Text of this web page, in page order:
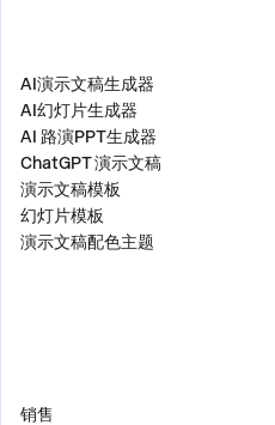
AI演示文稿生成器
AI幻灯片生成器
AI 路演PPT生成器
ChatGPT 演示文稿
演示文稿模板
幻灯片模板
演示文稿配色主题
销售